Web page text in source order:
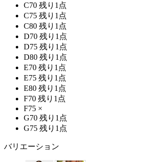
C70 残り1点
C75 残り1点
C80 残り1点
D70 残り1点
D75 残り1点
D80 残り1点
E70 残り1点
E75 残り1点
E80 残り1点
F70 残り1点
F75 ×
G70 残り1点
G75 残り1点
バリエーション